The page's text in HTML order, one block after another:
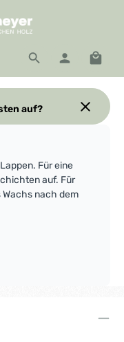
auf?
Für eine
auf. Für
nach dem